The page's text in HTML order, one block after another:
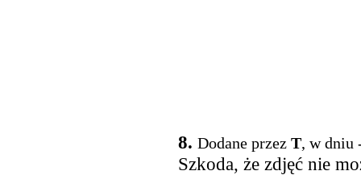
8. Dodane przez T, w dniu
Szkoda, że zdjęć nie